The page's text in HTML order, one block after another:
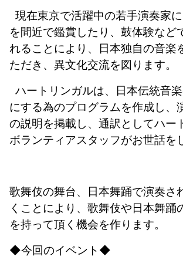
現在東京で活躍中の若手演奏家
を間近で鑑賞したり、鼓体験など
れることにより、日本独自の音楽
ただき、異文化交流を図ります。
ハートリンガルは、日本伝統音
にする為のプログラムを作成し、
の説明を掲載し、通訳としてハー
ボランティアスタッフがお世話を
歌舞伎の舞台、日本舞踊で演奏さ
くことにより、歌舞伎や日本舞踊
を持って頂く機会を作ります。
◆今回のイベント◆